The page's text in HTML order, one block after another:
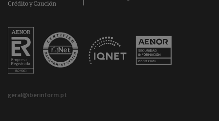
geral@iberinform.pt